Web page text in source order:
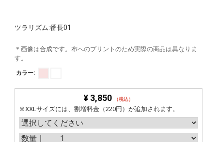
ツラリズム:番長01
＊画像は合成です。布へのプリントのため実際の商品は異なりま
す。
カラー:
¥ 3,850 （税込）
※XXLサイズには、割増料金（220円）が追加されます。